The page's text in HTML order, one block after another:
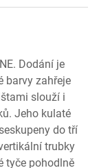
Dodání je
barvy zahřeje
slouží i
Jeho kulaté
do tří
trubky
tyče pohodlně